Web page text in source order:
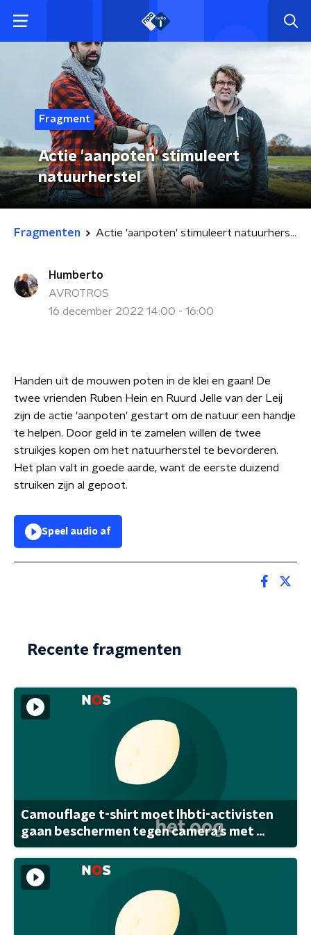
Fragment
Actie 'aanpoten' stimuleert
natuurherstel
Fragmenten Actie 'aanpoten' stimuleert natuurherstel
Humberto
AVROTROS
16 december 2022 14:00 - 16:00
Handen uit de mouwen poten in de klei en gaan! De
twee vrienden Ruben Hein en Ruurd Jelle van der Leij
zijn de actie 'aanpoten' gestart om de natuur een handje
te helpen. Door geld in te zamelen willen de twee
struikjes kopen om het natuurherstel te bevorderen.
Het plan valt in goede aarde, want de eerste duizend
struiken zijn al gepoot.
Speel audio af
Recente fragmenten
Camouflage t-shirt moet lhbti-activisten
gaan beschermen tegen camera's met ...